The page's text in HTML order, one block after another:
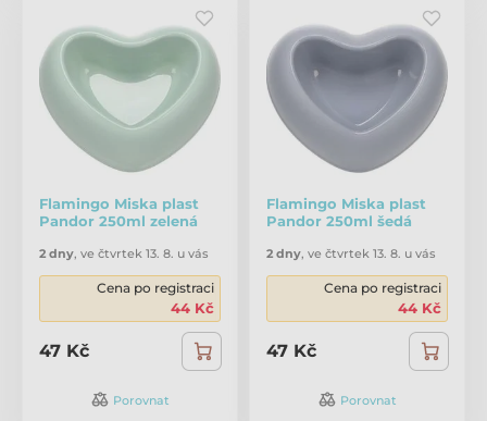
Flamingo Miska plast
Pandor 250ml zelená
2 dny, ve čtvrtek 13. 8. u vás
Cena po registraci
44 Kč
47 Kč
Porovnat
Flamingo Miska plast
Pandor 250ml šedá
2 dny, ve čtvrtek 13. 8. u vás
Cena po registraci
44 Kč
47 Kč
Porovnat